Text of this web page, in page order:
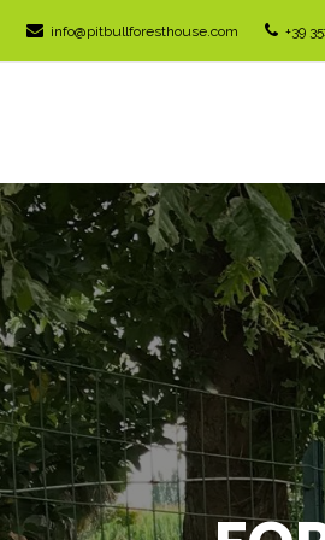
info@pitbullforesthouse.com +39